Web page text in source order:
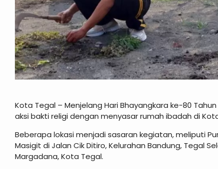
Kota Tegal – Menjelang Hari Bhayangkara ke-80
aksi bakti religi dengan menyasar rumah ibadah di
Beberapa lokasi menjadi sasaran kegiatan, meliputi
Masigit di Jalan Cik Ditiro, Kelurahan Bandung, Tegal
Margadana, Kota Tegal.